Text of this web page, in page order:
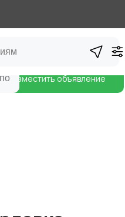
Разместить объявление